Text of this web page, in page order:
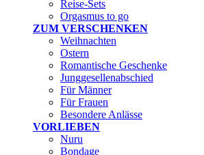
Reise-Sets
Orgasmus to go
ZUM VERSCHENKEN
Weihnachten
Ostern
Romantische Geschenke
Junggesellenabschied
Für Männer
Für Frauen
Besondere Anlässe
VORLIEBEN
Nuru
Bondage